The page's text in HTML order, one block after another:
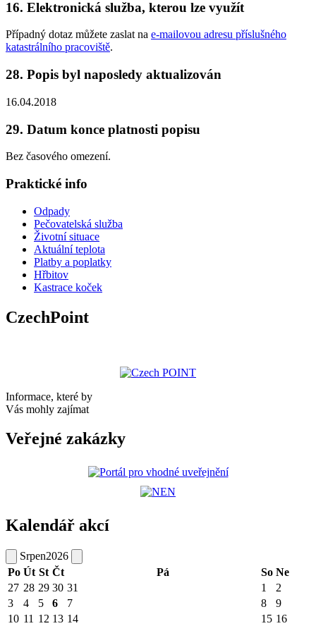
16. Elektronická služba, kterou lze využít
Případný dotaz můžete zaslat na e-mailovou adresu příslušného
katastrálního pracoviště.
28. Popis byl naposledy aktualizován
16.04.2018
29. Datum konce platnosti popisu
Bez časového omezení.
Praktické info
Odpady
Pečovatelská služba
Životní situace
Aktuální teplota
Platby a poplatky
Hřbitov
Kastrace koček
CzechPoint
Informace, které by
Vás mohly zajímat
Veřejné zakázky
Kalendář akcí
Srpen2026
Po Út St Čt Pá So Ne
27 28 29 30 31 1
2
3
4 5 6 7 8
9
10 11 12 13 14 15 16